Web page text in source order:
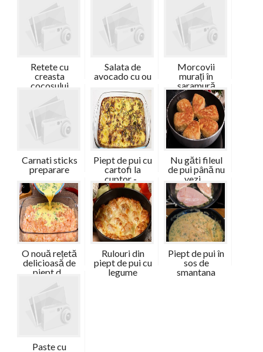
Retete cu
creasta
cocosului
Salata de
avocado cu ou
Morcovii
murați în
saramură
Carnati sticks
preparare
Piept de pui cu
cartofi la
cuptor -...
Nu găti fileul
de pui până nu
vezi ...
O nouă rețetă
delicioasă de
piept d...
Rulouri din
piept de pui cu
legume
Piept de pui în
sos de
smantana
Paste cu